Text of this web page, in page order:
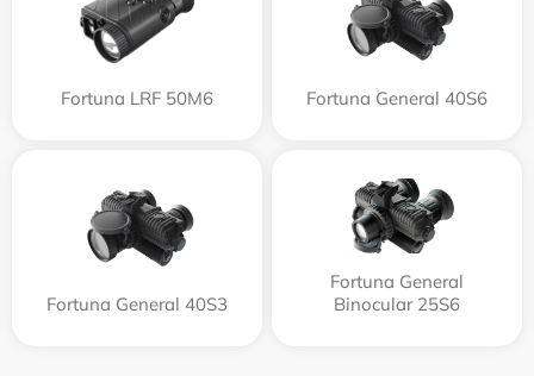
Fortuna LRF 50M6 Fortuna General 40S6
Fortuna General 40S3
Fortuna General
Binocular 25S6